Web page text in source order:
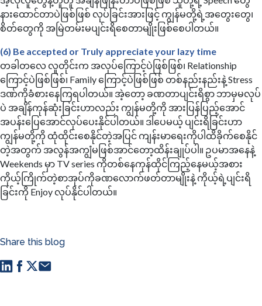
နားထောင်တာပဲဖြစ်ဖြစ် လုပ်ခြင်းအားဖြင့် ကျွန်မတို့ရဲ့အတွေးတွေ၊
စိတ်တွေကို အမြဲတမ်းမပျင်းရိစေတာမျိုးဖြစ်စေပါတယ်။
(6) Be accepted or Truly appreciate your lazy time
တခါတလေ လူတိုင်းက အလုပ်ကြောင့်ပဲဖြစ်ဖြစ်၊ Relationship
ကြောင့်ပဲဖြစ်ဖြစ်၊ Family ကြောင့်ပဲဖြစ်ဖြစ် တစ်နည်းနည်းနဲ့ Stress
ဒဏ်ကိုခံစားနေကြရပါတယ်။ အဲ့တော့ ခဏတာပျင်းရိစွာ ဘာမှမလုပ်
ပဲ အချိန်ကုန်ဆုံးခြင်းဟာလည်း ကျွန်မတို့ကို အားပြန်ပြည့်အောင်
အပန်းပြေအောင်လုပ်ပေးနိုင်ပါတယ်။ ဒါပေမယ့် ပျင်းရိခြင်းဟာ
ကျွန်မတို့ကို ထုံထိုင်းစေနိုင်တဲ့အပြင် ကျန်းမာရေးကိုပါထိခိုက်စေနိုင်
တဲ့အတွက် အလွန်အကျွံမဖြစ်အာင်တော့ထိန်းချုပ်ပါ။ ဥပမာအနေနဲ့
Weekends မှာ TV series ကိုတစ်နေကုန်ထိုင်ကြည့်နေမယ့်အစား
ကိုယ့်ကြိုက်တဲ့စာအုပ်ကိုခဏလောက်ဖတ်တာမျိုးနဲ့ ကိုယ့်ရဲ့ပျင်းရိ
ခြင်းကို Enjoy လုပ်နိုင်ပါတယ်။
Share this blog